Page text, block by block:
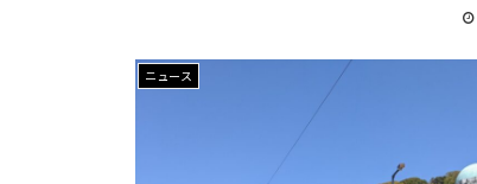
ニュース